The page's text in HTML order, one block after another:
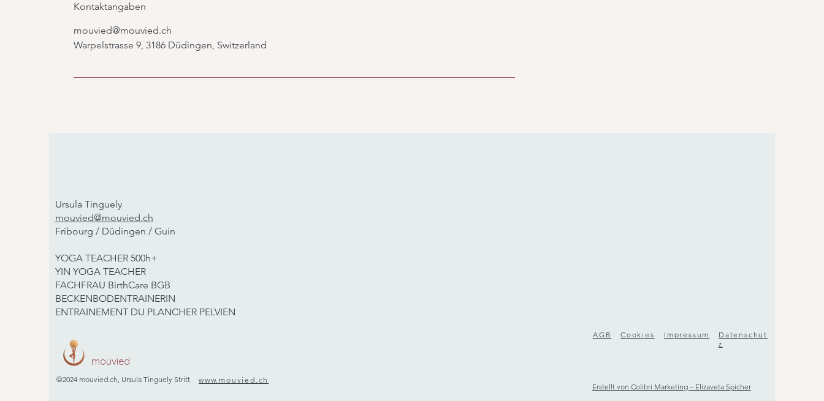
Kontaktangaben
mouvied@mouvied.ch
Warpelstrasse 9, 3186 Düdingen, Switzerland
Ursula Tinguely
mouvied@mouvied.ch
Fribourg / Düdingen / Guin
YOGA TEACHER 500h+
YIN YOGA TEACHER
FACHFRAU BirthCare BGB
BECKENBODENTRAINERIN
ENTRAINEMENT DU PLANCHER PELVIEN
mouvied
©2024 mouvied.ch, Ursula Tinguely Stritt www.mouvied.ch
AGB Cookies Impressum
Datenschut
z
Erstellt von Colibri Marketing – Elizaveta Spicher